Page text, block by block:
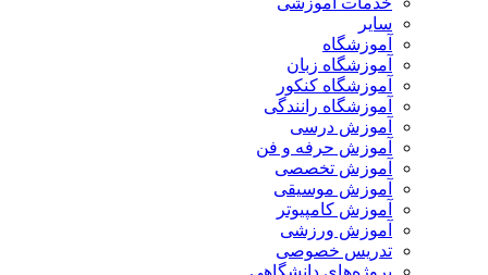
سایر
آموزشگاه
آموزشگاه زبان
آموزشگاه کنکور
آموزشگاه رانندگی
آموزش درسی
آموزش حرفه و فن
آموزش تخصصی
آموزش موسیقی
آموزش کامپیوتر
آموزش ورزشی
تدریس خصوصی